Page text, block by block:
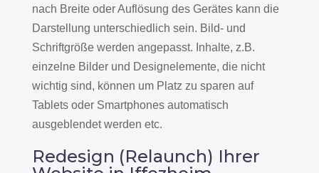
nach Breite oder Auflösung des Gerätes kann die
Darstellung unterschiedlich sein. Bild- und
Schriftgröße werden angepasst. Inhalte, z.B.
einzelne Bilder und Designelemente, die nicht
wichtig sind, können um Platz zu sparen auf
Tablets oder Smartphones automatisch
ausgeblendet werden etc.
Redesign (Relaunch) Ihrer